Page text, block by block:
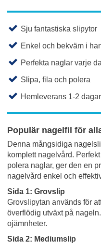
Sju fantastiska slipytor
Enkel och bekväm i
Perfekta naglar varje
Slipa, fila och polera
Hemleverans 1-2 dagar
Populär nagelfil för
Denna mångsidiga
komplett nagelvård.
polera naglar, ger den en
nagelvård enkel och
Sida 1: Grovslip
Grovslipytan används för
överflödig utväxt på
ojämnheter.
Sida 2: Mediumslip